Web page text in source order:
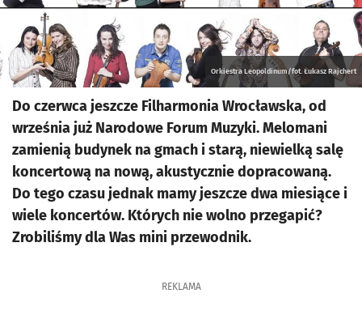
Orkiestra Leopoldinum/fot. Łukasz Rajchert
Do czerwca jeszcze Filharmonia Wrocławska, od
września już Narodowe Forum Muzyki. Melomani
zamienią budynek na gmach i starą, niewielką salę
koncertową na nową, akustycznie dopracowaną.
Do tego czasu jednak mamy jeszcze dwa miesiące i
wiele koncertów. Których nie wolno przegapić?
Zrobiliśmy dla Was mini przewodnik.
REKLAMA